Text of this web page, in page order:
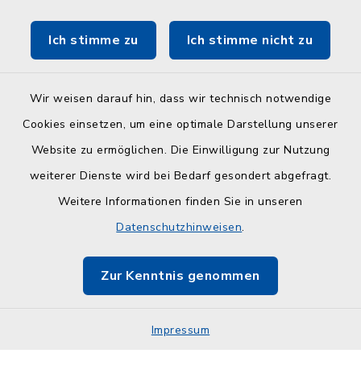
Ich stimme zu Ich stimme nicht zu
Wir weisen darauf hin, dass wir technisch notwendige
Cookies einsetzen, um eine optimale Darstellung unserer
Website zu ermöglichen. Die Einwilligung zur Nutzung
weiterer Dienste wird bei Bedarf gesondert abgefragt.
Weitere Informationen finden Sie in unseren
Datenschutzhinweisen.
Zur Kenntnis genommen
Impressum
ZuFiSH
Barrierefreiheit
Impressum
Sitemap